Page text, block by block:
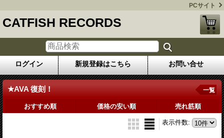
PCサイト
CATFISH RECORDS
ログイン 新規登録はこちら お問い合せ
★AVA 復刻！ 一覧
おすすめ順 価格の安い順 売れ筋順
表示件数: